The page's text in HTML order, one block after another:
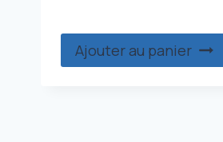
Ajouter au panier